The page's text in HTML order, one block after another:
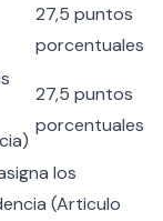
27,5 puntos
porcentuales
27,5 puntos
porcentuales
los
(Articulo